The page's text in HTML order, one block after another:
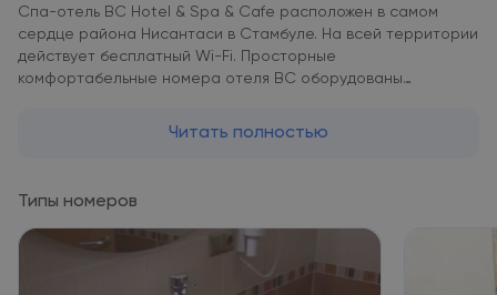
Спа-отель BC Hotel & Spa & Cafe расположен в самом
сердце района Нисантаси в Стамбуле. На всей территории
действует бесплатный Wi-Fi. Просторные
комфортабельные номера отеля BC оборудованы
мини-баром и кондиционером. В числе прочих удобств —
кафе и рестораны. В пределах пешей доступности
находятся Стамбульский выставочный конференц-центр,
немецкая больница и площадь Таксим. За дополнительную
плату предоставляется трансфер от/до аэропорта.
Читать полностью
Типы номеров